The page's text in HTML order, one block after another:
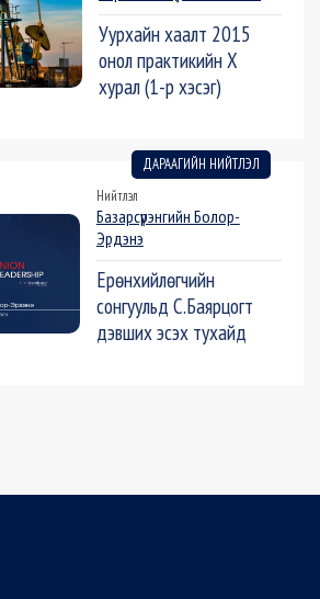
Уурхайн хаалт 2015
онол практикийн X
хурал (1-р хэсэг)
ДАРААГИЙН НИЙТЛЭЛ
Нийтлэл
Базарсүрэнгийн Болор-
Эрдэнэ
Ерөнхийлөгчийн
сонгуульд С.Баярцогт
дэвших эсэх тухайд